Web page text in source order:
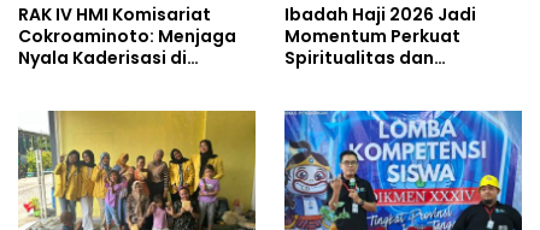
RAK IV HMI Komisariat
Cokroaminoto: Menjaga
Nyala Kaderisasi di
Ibadah Haji 2026 Jadi
Momentum Perkuat
Spiritualitas dan